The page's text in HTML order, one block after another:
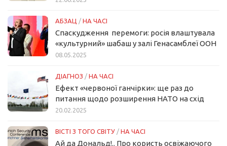
АБЗАЦ / НА ЧАСІ
Спаскудження перемоги: росія влаштувала
«культурний» шабаш у залі Генасамблеї ООН
08.05.2025
ДІАГНОЗ / НА ЧАСІ
Ефект «червоної ганчірки»: ще раз до
питання щодо розширення НАТО на схід
20.02.2025
ВІСТІ З ТОГО СВІТУ / НА ЧАСІ
Ай да Дональд!.. Про користь освіжаючого